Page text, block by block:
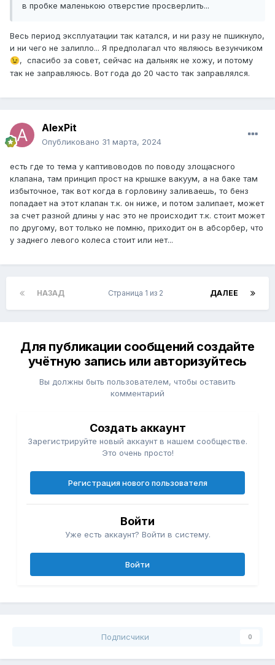
в пробке маленькою отверстие просверлить...
Весь период эксплуатации так катался, и ни разу не пшикнуло,
и ни чего не залипло... Я предполагал что являюсь везунчиком
😉, спасибо за совет, сейчас на дальняк не хожу, и потому
так не заправляюсь. Вот года до 20 часто так заправлялся.
AlexPit
Опубликовано 31 марта, 2024
есть где то тема у каптивоводов по поводу злощасного
клапана, там принцип прост на крышке вакуум, а на баке там
избыточное, так вот когда в горловину заливаешь, то бенз
попадает на этот клапан т.к. он ниже, и потом залипает, может
за счет разной длины у нас это не происходит т.к. стоит может
по другому, вот только не помню, приходит он в абсорбер, что
у заднего левого колеса стоит или нет...
НАЗАД ДАЛЕЕ
Страница 1 из 2
Для публикации сообщений создайте
учётную запись или авторизуйтесь
Вы должны быть пользователем, чтобы оставить
комментарий
Создать аккаунт
Зарегистрируйте новый аккаунт в нашем сообществе.
Это очень просто!
Регистрация нового пользователя
Войти
Уже есть аккаунт? Войти в систему.
Войти
Подписчики 0